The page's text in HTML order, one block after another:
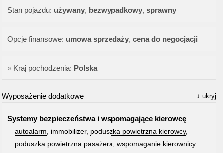
Stan pojazdu: używany, bezwypadkowy,sprawny
Opcje finansowe: umowa sprzedaży,cena do negocjacji
Kraj pochodzenia: Polska
Wyposażenie dodatkowe ukryj
Systemy bezpieczeństwa i wspomagające kierowcę
autoalarm immobilizer, poduszka powietrzna kierowcy,
poduszka powietrzna pasażera ,wspomaganie kierownicy